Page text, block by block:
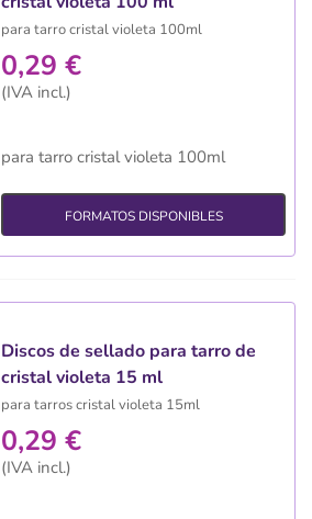
para tarro cristal violeta 100ml
0,29 €
(IVA incl.)
para tarro cristal violeta 100ml
FORMATOS DISPONIBLES
Discos de sellado para tarro de
cristal violeta 15 ml
para tarros cristal violeta 15ml
0,29 €
(IVA incl.)